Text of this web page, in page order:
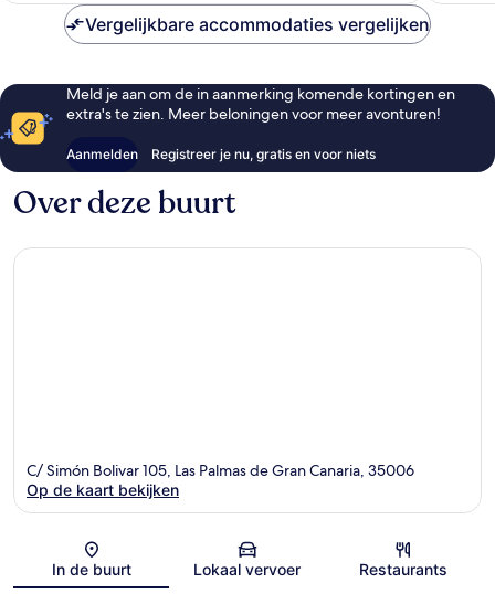
Vergelijkbare accommodaties vergelijken
Meld je aan om de in aanmerking komende kortingen en
extra's te zien. Meer beloningen voor meer avonturen!
Aanmelden Registreer je nu, gratis en voor niets
Over deze buurt
Kaart
C/ Simón Bolivar 105, Las Palmas de Gran Canaria, 35006
Op de kaart bekijken
In de buurt Lokaal vervoer Restaurants